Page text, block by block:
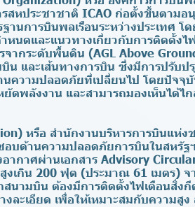
สหประชาชาติ ICAO ก่อตั้งขึ้นตาม
นการบินพลเรือนระหว่างประเทศ โด
นดและแนวทางเกี่ยวกับการติดตั้งไ
ากระดับพื้นดิน (AGL Above
น และเส้นทางการบิน ซึ่งมีการปรับป
นความปลอดภัยที่เปลี่ยนไป โดยปัจจุ
ดพลังงาน และสามารถมองเห็นได้ไ
หรือ สำนักงานบริหารการบินแห่ง
บด้านความปลอดภัยการบินในสหรัฐ
กาศผ่านเอกสาร Advisory
เกิน 200 ฟุต (ประมาณ 61 เมตร)
นามบิน ต้องมีการติดตั้งไฟเตือนสิ่งกี
ละเอียด เพื่อให้เหมาะสมกับความสู